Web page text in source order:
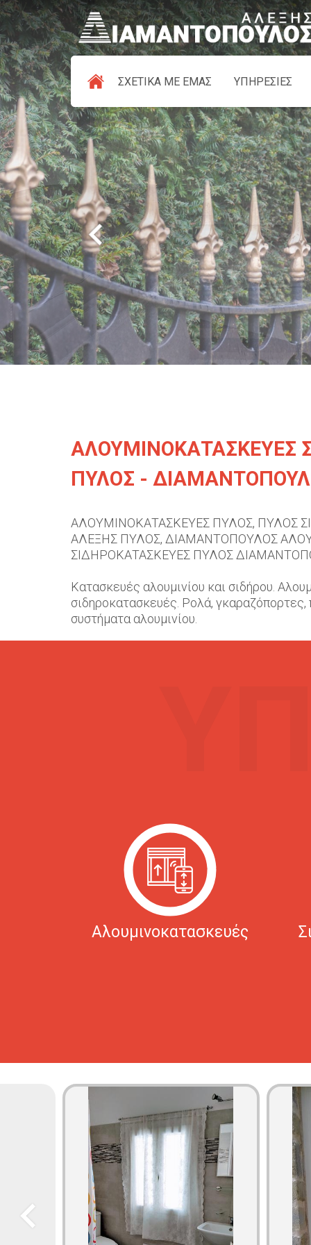
ΣΧΕΤΙΚΑ ΜΕ ΕΜΑΣ ΥΠΗΡΕΣΙΕΣ
ΑΛΟΥΜΙΝΟΚΑΤΑΣΚΕΥΕΣ
ΠΥΛΟΣ -
ΑΛΟΥΜΙΝΟΚΑΤΑΣΚΕΥΕΣ ΠΥΛΟΣ, ΠΥΛΟΣ
ΑΛΕΞΗΣ ΠΥΛΟΣ, ΔΙΑΜΑΝΤΟΠΟΥΛΟΣ
ΣΙΔΗΡΟΚΑΤΑΣΚΕΥΕΣ ΠΥΛΟΣ
Κατασκευές αλουμινίου και σιδήρου.
σιδηροκατασκευές. Ρολά,
συστήματα αλουμινίου.
Αλουμινοκατασκευές